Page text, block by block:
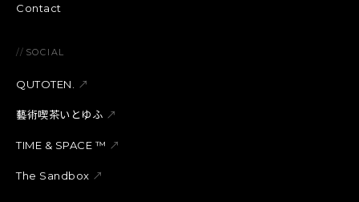
Contact
// SOCIAL
QUTOTEN. ↗
藝術喫茶いとゆふ ↗
TIME & SPACE ™︎ ↗
The Sandbox ↗